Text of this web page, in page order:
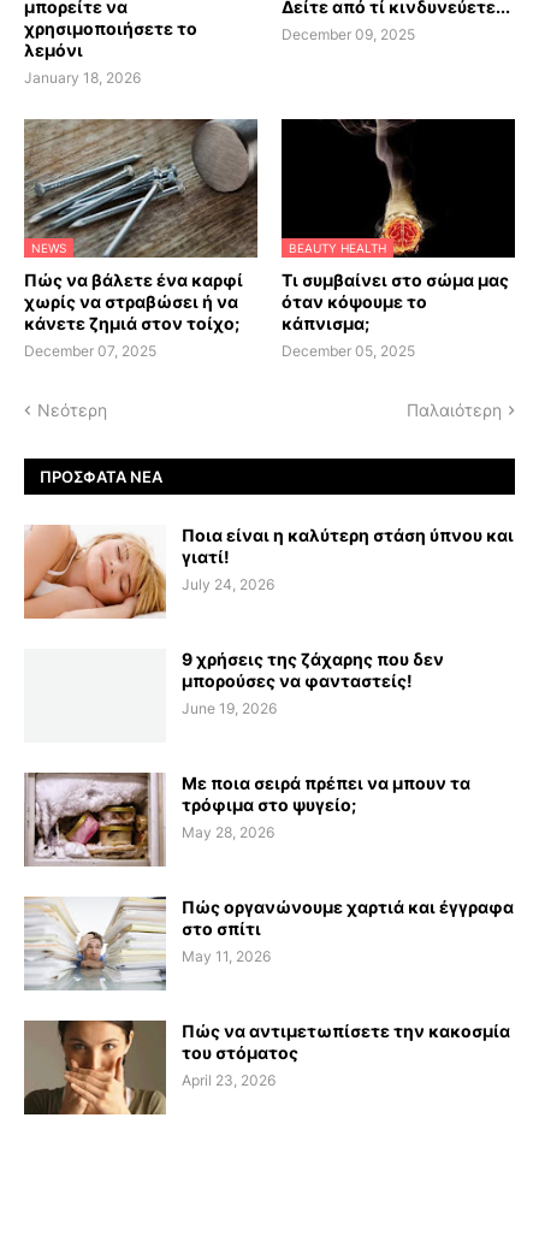
μπορείτε να
χρησιμοποιήσετε το
λεμόνι
January 18, 2026
Δείτε από τί κινδυνεύετε...
December 09, 2025
NEWS
Πώς να βάλετε ένα καρφί
χωρίς να στραβώσει ή να
κάνετε ζημιά στον τοίχο;
December 07, 2025
BEAUTY HEALTH
Τι συμβαίνει στο σώμα μας
όταν κόψουμε το
κάπνισμα;
December 05, 2025
Νεότερη Παλαιότερη
ΠΡΌΣΦΑΤΑ ΝΈΑ
Ποια είναι η καλύτερη στάση ύπνου και
γιατί!
July 24, 2026
9 χρήσεις της ζάχαρης που δεν
μπορούσες να φανταστείς!
June 19, 2026
Με ποια σειρά πρέπει να μπουν τα
τρόφιμα στο ψυγείο;
May 28, 2026
Πώς οργανώνουμε χαρτιά και έγγραφα
στο σπίτι
May 11, 2026
Πώς να αντιμετωπίσετε την κακοσμία
του στόματος
April 23, 2026